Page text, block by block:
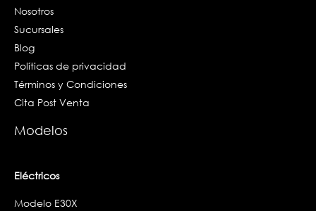
Nosotros
Sucursales
Blog
Políticas de privacidad
Términos y Condiciones
Cita Post Venta
Modelos
Eléctricos
Modelo E30X